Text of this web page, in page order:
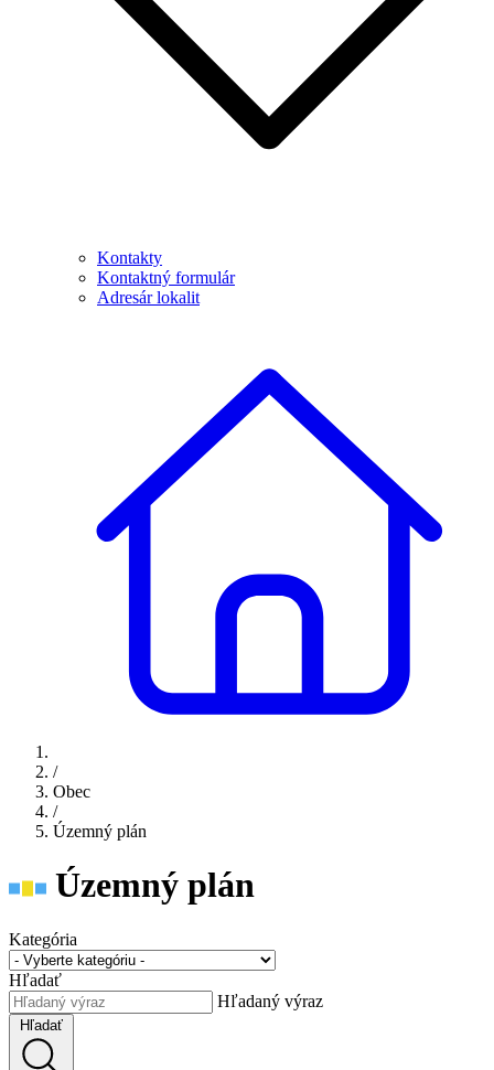
Kontakty
Kontaktný formulár
Adresár lokalit
/
Obec
/
Územný plán
Územný plán
Kategória
Hľadať
Hľadaný výraz
Hľadať